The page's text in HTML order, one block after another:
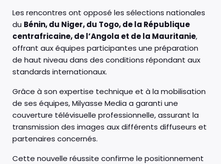
Les rencontres ont opposé les sélections nationales
du Bénin, du Niger, du Togo, de la République
centrafricaine, de l’Angola et de la Mauritanie,
offrant aux équipes participantes une préparation
de haut niveau dans des conditions répondant aux
standards internationaux.
Grâce à son expertise technique et à la mobilisation
de ses équipes, Milyasse Media a garanti une
couverture télévisuelle professionnelle, assurant la
transmission des images aux différents diffuseurs et
partenaires concernés.
Cette nouvelle réussite confirme le positionnement